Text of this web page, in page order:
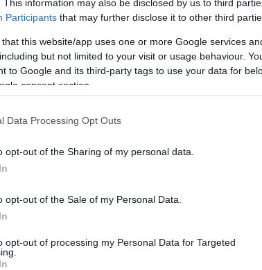
This information may also be disclosed by us to third
Participants that may further disclose it to other third
that this website/app uses one or more Google services
but not limited to your visit or usage behaviour.
to Google and its third-party tags to use your data for
consent section.
Data Processing Opt Outs
opt-out of the Sharing of my personal data.
opt-out of the Sale of my Personal Data.
opt-out of processing my Personal Data for Targeted
Bentleyzastosował
różnicowy o ograniczonym
napęd na cztery koła oraz system
Samochód otrzymał także
stabilizację przechyłów